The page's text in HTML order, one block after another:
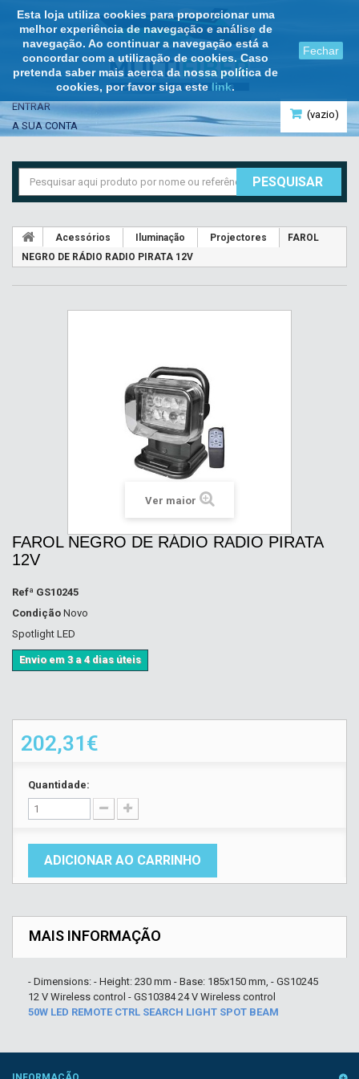
Esta loja utiliza cookies para proporcionar uma
melhor experiência de navegação e análise de
navegação. Ao continuar a navegação está a
concordar com a utilização de cookies. Caso
pretenda saber mais acerca da nossa política de
cookies, por favor siga este link.
Fechar
(vazio)
ENTRAR
A SUA CONTA
PESQUISAR
Acessórios Iluminação Projectores
FAROL
NEGRO DE RÁDIO RADIO PIRATA 12V
Ver maior
FAROL NEGRO DE RÁDIO RADIO PIRATA
12V
Refª GS10245
Condição Novo
Spotlight LED
Envio em 3 a 4 dias úteis
202,31€
Quantidade:
ADICIONAR AO CARRINHO
MAIS INFORMAÇÃO
- Dimensions: - Height: 230 mm - Base: 185x150 mm, - GS10245
12 V Wireless control - GS10384 24 V Wireless control
50W LED REMOTE CTRL SEARCH LIGHT SPOT BEAM